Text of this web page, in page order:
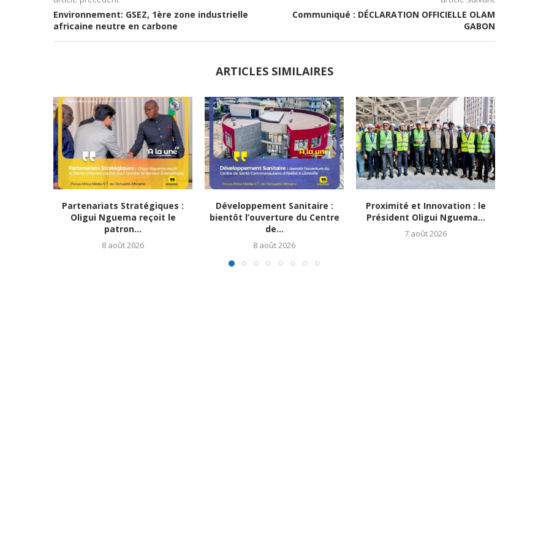
Environnement: GSEZ, 1ère zone industrielle
africaine neutre en carbone
Communiqué : DÉCLARATION OFFICIELLE OLAM
GABON
ARTICLES SIMILAIRES
Partenariats Stratégiques :
Oligui Nguema reçoit le
patron...
8 août 2026
Développement Sanitaire :
bientôt l’ouverture du Centre
de...
8 août 2026
Proximité et Innovation : le
Président Oligui Nguema...
7 août 2026